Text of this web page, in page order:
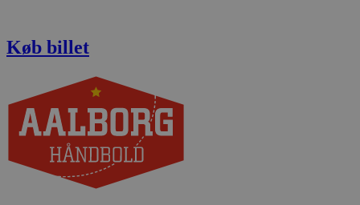
indhold
Køb billet